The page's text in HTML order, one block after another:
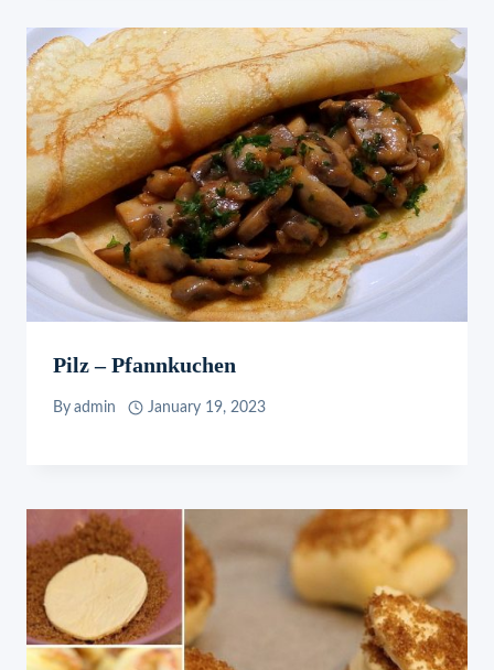
Pilz – Pfannkuchen
By admin January 19, 2023